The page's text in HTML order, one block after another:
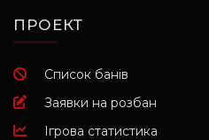
ПРОЕКТ
Список банів
Заявки на розбан
Ігрова статистика